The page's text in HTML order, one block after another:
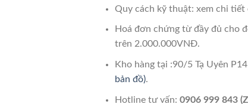
Quy cách kỹ thuật: xem chi tiết
Hoá đơn chứng từ đầy đủ cho
trên 2.000.000VNĐ.
Kho hàng tại :90/5 Tạ Uyên P14
bản đồ).
Hotline tư vấn: 0906 999 843